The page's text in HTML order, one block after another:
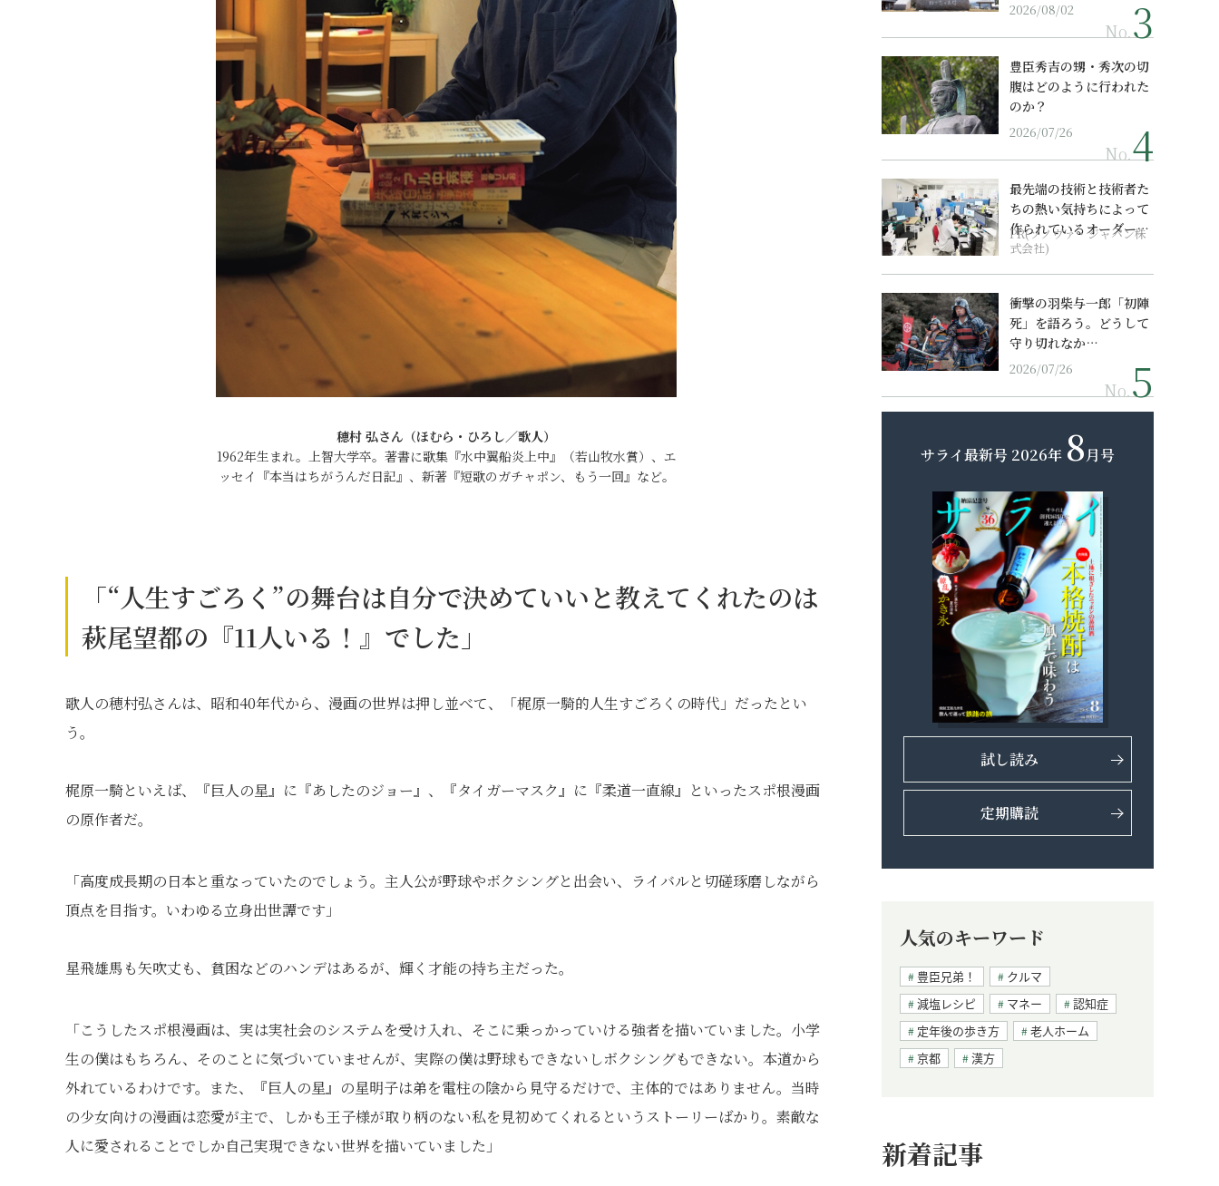
穂村 弘さん（ほむら・ひろし／歌人）
1962年生まれ。上智大学卒。著書に歌集『水中翼船炎上中』（若山牧水賞）、エ
ッセイ『本当はちがうんだ日記』、新著『短歌のガチャポン、もう一回』など。
「“人生すごろく”の舞台は自分で決めていいと教えてくれたのは
萩尾望都の『11人いる！』でした」
歌人の穂村弘さんは、昭和40年代から、漫画の世界は押し並べて、「梶原一騎的人生すごろくの時代」だったとい
う。
梶原一騎といえば、『巨人の星』に『あしたのジョー』、『タイガーマスク』に『柔道一直線』といったスポ根漫画
の原作者だ。
「高度成長期の日本と重なっていたのでしょう。主人公が野球やボクシングと出会い、ライバルと切磋琢磨しながら
頂点を目指す。いわゆる立身出世譚です」
星飛雄馬も矢吹丈も、貧困などのハンデはあるが、輝く才能の持ち主だった。
「こうしたスポ根漫画は、実は実社会のシステムを受け入れ、そこに乗っかっていける強者を描いていました。小学
生の僕はもちろん、そのことに気づいていませんが、実際の僕は野球もできないしボクシングもできない。本道から
外れているわけです。また、『巨人の星』の星明子は弟を電柱の陰から見守るだけで、主体的ではありません。当時
の少女向けの漫画は恋愛が主で、しかも王子様が取り柄のない私を見初めてくれるというストーリーばかり。素敵な
人に愛されることでしか自己実現できない世界を描いていました」
2026/08/02
No.
豊臣秀吉の甥・秀次の切
腹はどのように行われた
のか？
2026/07/26
No.
最先端の技術と技術者た
ちの熱い気持ちによって
作られているオーダーメ
イド補聴器
PR(ソノヴァ・ジャパン株
式会社)
衝撃の羽柴与一郎「初陣
死」を語ろう。どうして
守り切れなか…
2026/07/26
No.
サライ最新号 2026年 8月号
試し読み
定期購読
人気のキーワード
豊臣兄弟！
クルマ
減塩レシピ
マネー
認知症
定年後の歩き方
老人ホーム
京都
漢方
新着記事